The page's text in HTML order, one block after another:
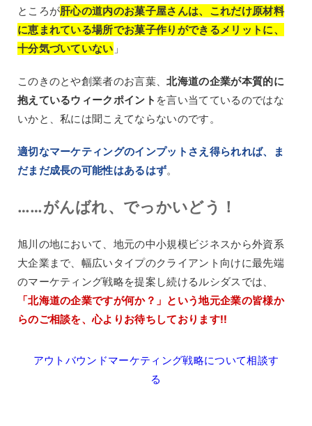
ところが肝心の道内のお菓子屋さんは、これだけ原材料
に恵まれている場所でお菓子作りができるメリットに、
十分気づいていない 」
このきのとや創業者のお言葉、北海道の企業が本質的に
抱えているウィークポイント を言い当てているのではな
いかと、私には聞こえてならないのです。
適切なマーケティングのインプットさえ得られれば、ま
だまだ成長の可能性はあるはず。
……がんばれ、でっかいどう！
旭川の地において、地元の中小規模ビジネスから外資系
大企業まで、幅広いタイプのクライアント向けに最先端
のマーケティング戦略を提案し続けるルシダスでは、
「北海道の企業ですが何か？」という地元企業の皆様か
らのご相談を、心よりお待ちしております!!
アウトバウンドマーケティング戦略について相談す
る